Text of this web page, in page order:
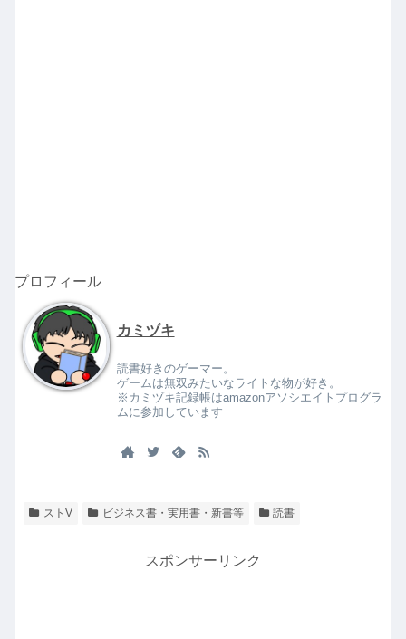
プロフィール
カミヅキ
読書好きのゲーマー。
ゲームは無双みたいなライトな物が好き。
※カミヅキ記録帳はamazonアソシエイトプログラ
ムに参加しています
ストV ビジネス書・実用書・新書等 読書
スポンサーリンク